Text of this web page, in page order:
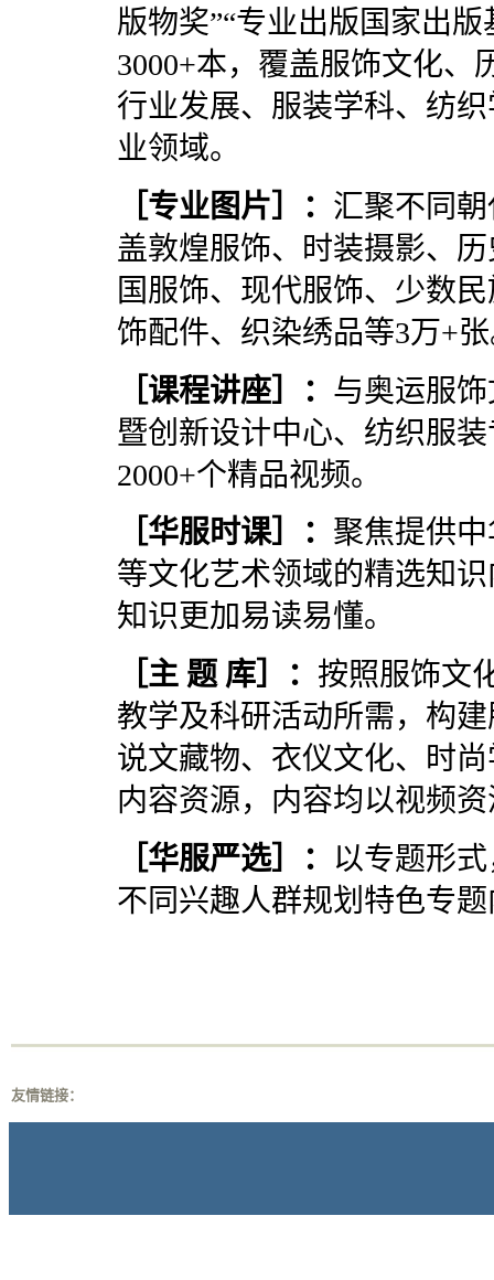
版物奖”“专业出版国家出
3000+本，覆盖服饰文化、
行业发展、服装学科、纺
业领域。
专业图片 ］： 汇聚不同
盖敦煌服饰、时装摄影、
国服饰、现代服饰、少数
饰配件、织染绣品等3万+
课程讲座］： 与奥运服
暨创新设计中心、纺织服
2000+个精品视频。
华服时课］： 聚焦提供
等文化艺术领域的精选知
知识更加易读易懂。
主 题 库］： 按照服饰文
教学及科研活动所需，构
说文藏物、衣仪文化、时
内容资源，内容均以视频
华服严选］：
以专题形
不同兴趣人群规划特色专
友情链接：